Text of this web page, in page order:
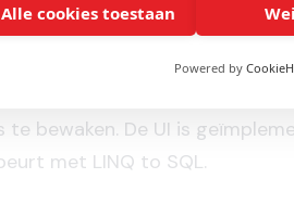
desktop applicatie die een
bewaken. De UI is
met LINQ to SQL.
Alle cookies toestaan
Powered by